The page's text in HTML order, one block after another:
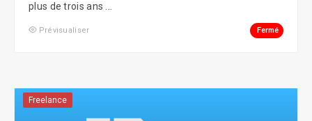
plus de trois ans ...
Prévisualiser Fermé
Freelance